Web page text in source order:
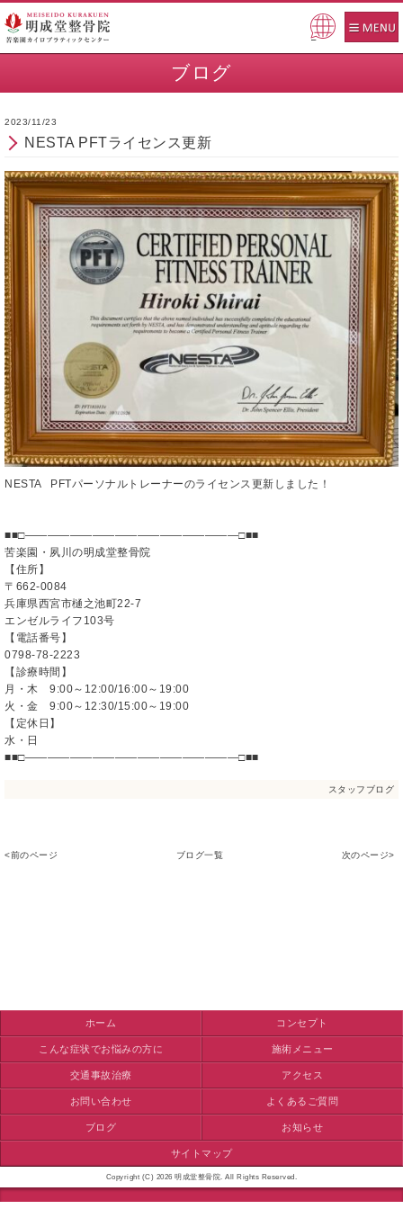
Pow
ブログ
2023/11/23
NESTA PFTライセンス更新
NESTA PFTパーソナルトレーナーのライセンス更新しました！
■■□―――――――――――――――――――□■■
苦楽園・夙川の明成堂整骨院
【住所】
〒662-0084
兵庫県西宮市樋之池町22-7
エンゼルライフ103号
【電話番号】
0798-78-2223
【診療時間】
月・木 9:00～12:00/16:00～19:00
火・金 9:00～12:30/15:00～19:00
【定休日】
水・日
■■□―――――――――――――――――――□■■
スタッフブログ
<前のページ ブログ一覧 次のページ>
ホーム コンセプト
こんな症状でお悩みの方に 施術メニュー
交通事故治療 アクセス
お問い合わせ よくあるご質問
ブログ お知らせ
サイトマップ
Copyright (C) 2026 明成堂整骨院. All Rights Reserved.